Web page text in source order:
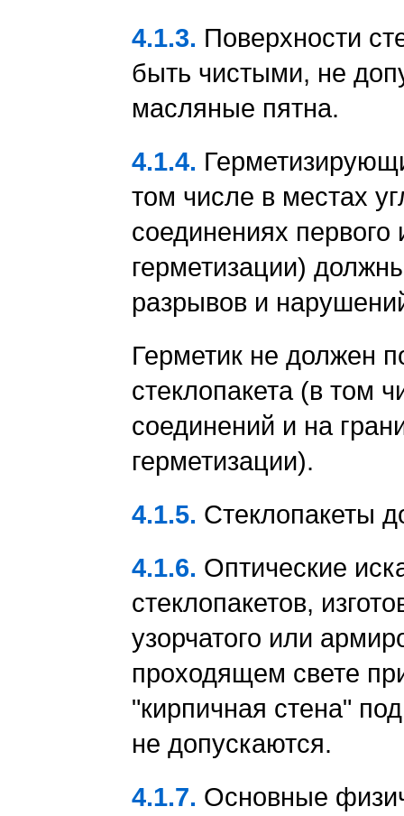
4.1.3. Поверхности
быть чистыми, не
масляные пятна.
4.1.4.
том числе в местах
соединениях первого
герметизации)
разрывов и
Герметик не должен
стеклопакета (в том
соединений и на
герметизации).
4.1.5. Стеклопакеты
4.1.6. Оптические
стеклопакетов,
узорчатого или
проходящем свете
"кирпичная стена"
не допускаются.
4.1.7. Основные